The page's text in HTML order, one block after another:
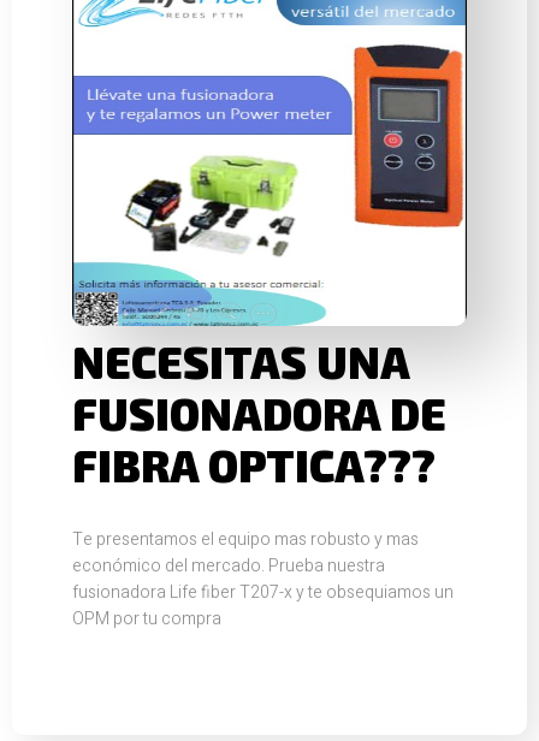
NECESITAS UNA
FUSIONADORA DE
FIBRA OPTICA???
Te presentamos el equipo mas robusto y mas
económico del mercado. Prueba nuestra
fusionadora Life fiber T207-x y te obsequiamos un
OPM por tu compra